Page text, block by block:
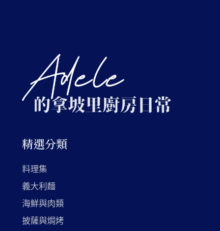
精選分類
料理集
義大利麵
海鮮與肉類
披薩與焗烤